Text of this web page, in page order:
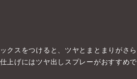
クスをつけると、ツヤとまとまりがさら
上げにはツヤ出しスプレーがおすすめで